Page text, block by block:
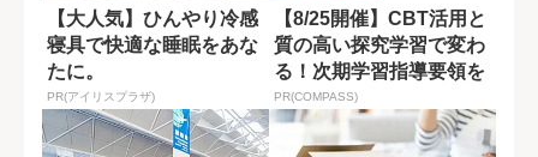
【大人気】ひんやり冷感
寝具で快適な睡眠をあな
たに。
PR(アイリスプラザ)
【8/25開催】CBT活用と
質の高い探究学習で変わ
る！次期学習指導要領を
見据えた...
PR(COMPASS)